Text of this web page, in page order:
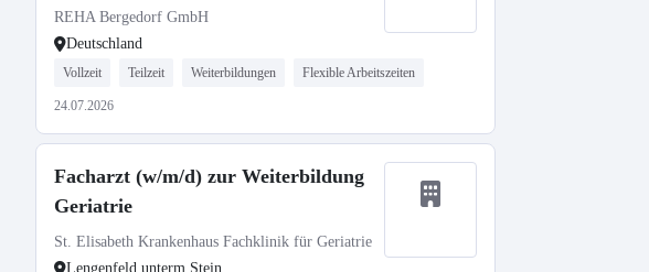
Medizin
REHA Bergedorf GmbH
Deutschland
Vollzeit Teilzeit Weiterbildungen Flexible Arbeitszeiten
24.07.2026
Facharzt (w/m/d) zur Weiterbildung
Geriatrie
St. Elisabeth Krankenhaus Fachklinik für Geriatrie
Lengenfeld unterm Stein